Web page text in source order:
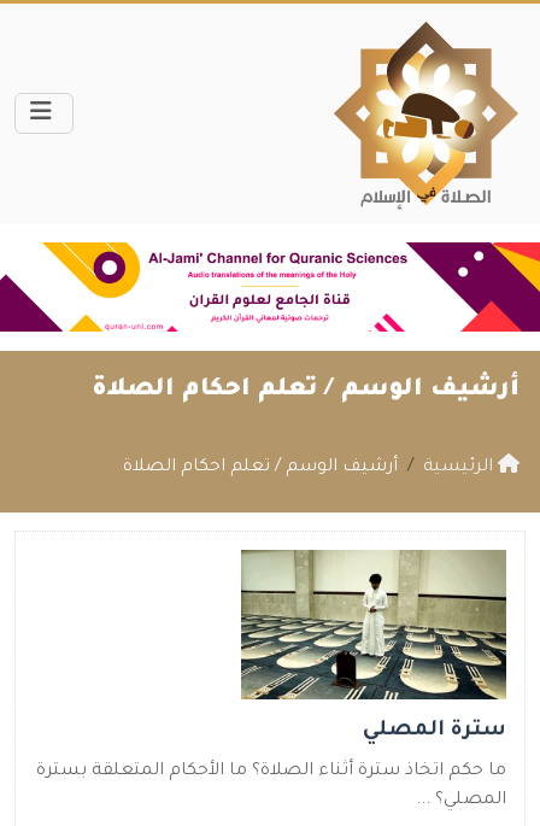
أرشيف الوسم / تعلم احكام الصلاة
الرئيسية أرشيف الوسم / تعلم احكام الصلاة
سترة المصلي
ما حكم اتخاذ سترة أثناء الصلاة؟ ما الأحكام المتعلقة بسترة
المصلي؟ ...